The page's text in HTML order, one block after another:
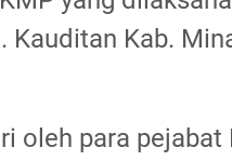
Kauditan Kab.
oleh para pejabat